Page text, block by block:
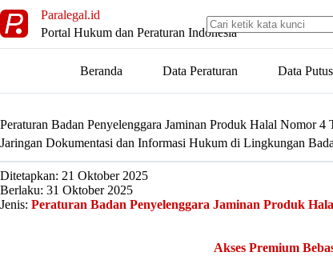
to
content
Paralegal.id
Portal Hukum dan Peraturan Indonesia
Beranda Data Peraturan Data
Peraturan Badan Penyelenggara Jaminan Produk Halal Nomor 4
Jaringan Dokumentasi dan Informasi Hukum di Lingkungan
Ditetapkan: 21 Oktober 2025
Berlaku: 31 Oktober 2025
Jenis: Peraturan Badan Penyelenggara Jaminan Produk
Akses Premium